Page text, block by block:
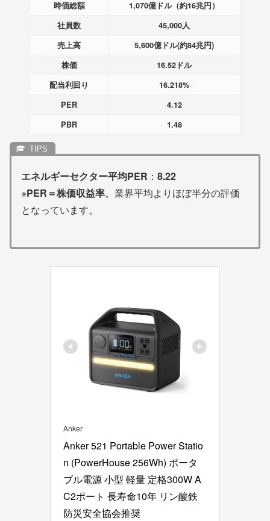
時価総額
1,070億ドル（約16兆円）
社員数
45,000人
売上高
5,600億ドル(約84兆円)
株価
16.52ドル
配当利回り
16.218%
PER
4.12
PBR
1.48
エネルギーセクター平均PER ： 8.22
※PER＝株価収益率。業界平均よりほぼ半分の評価
となっています。
Anker
Anker 521 Portable Power Statio
n (PowerHouse 256Wh) ポータ
ブル電源 小型 軽量 定格300W A
C2ポート 長寿命10年 リン酸鉄
防災安全協会推奨